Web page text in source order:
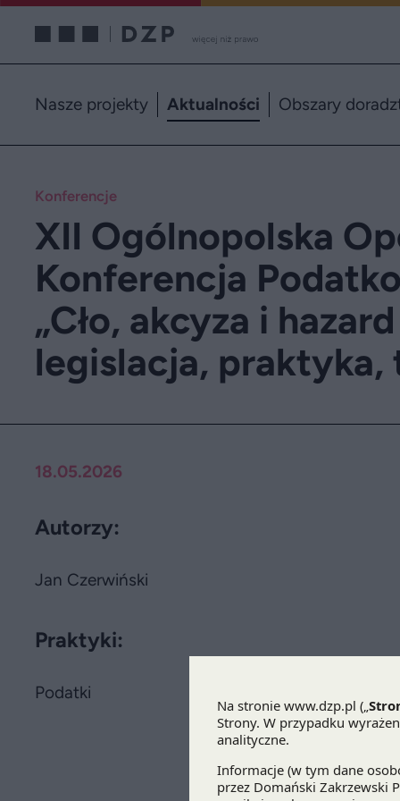
Nasze projekty Aktualności Obszary
Konferencje
XII Ogólnopolska
Konferencja
„Cło, akcyza i
legislacja, praktyka,
18.05.2026
Autorzy:
Jan Czerwiński
Praktyki:
Podatki